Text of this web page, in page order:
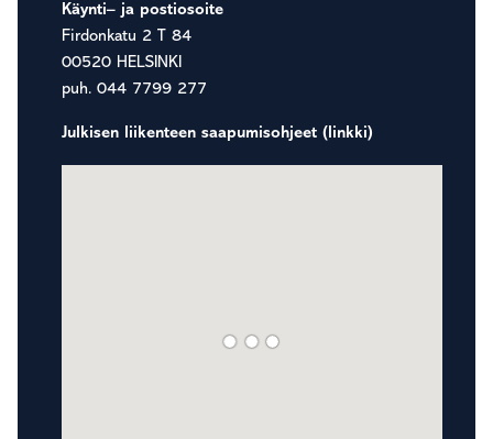
Käynti– ja postiosoite
Firdonkatu 2 T 84
00520 HELSINKI
puh. 044 7799 277
Julkisen liikenteen saapumisohjeet (linkki)